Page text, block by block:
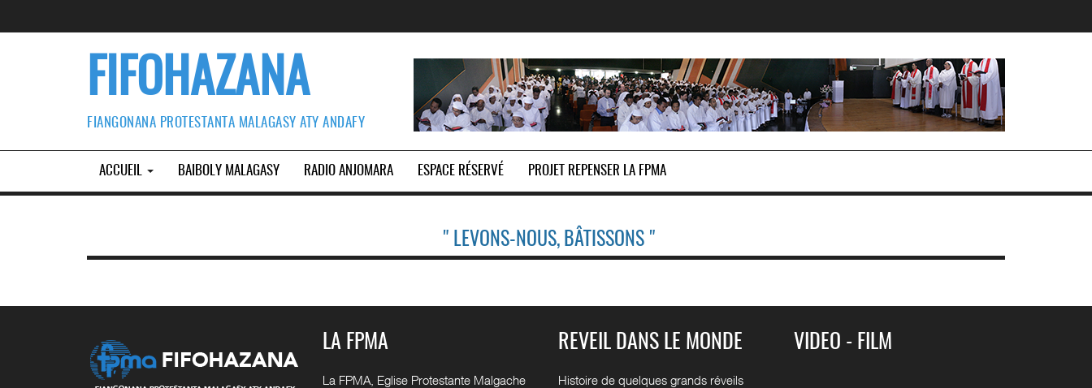
FIFOHAZANA
FIANGONANA PROTESTANTA MALAGASY ATY ANDAFY
ACCUEIL BAIBOLY MALAGASY RADIO ANJOMARA ESPACE RÉSERVÉ PROJET REPENSER LA FPMA
" LEVONS-NOUS, BÂTISSONS "
LA FPMA
La FPMA, Eglise Protestante Malgache
REVEIL DANS LE MONDE
Histoire de quelques grands réveils
VIDEO - FILM